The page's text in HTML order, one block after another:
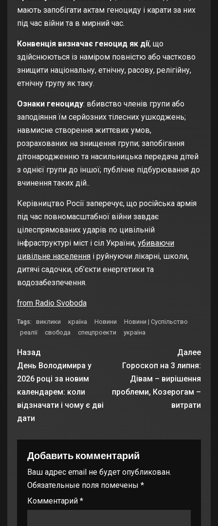
мають запобігати актам геноциду і карати за них
під час війни та в мирний час.
Конвенція визначає геноцид як дії, що
здійснюються із наміром повністю або частково
знищити національну, етнічну, расову, релігійну,
етнічну групу як таку.
Ознаки геноциду: вбивство членів групи або
заподіяння їм серйозних тілесних ушкоджень;
навмисне створення життєвих умов,
розрахованих на знищення групи; запобігання
дітонародженню та насильницька передача дітей
з однієї групи до іншої; публічне підбурювання до
вчинення таких дій..
Керівництво Росії заперечує, що російська армія
під час повномасштабної війни завдає
цілеспрямованих ударів по цивільній
інфраструктурі міст і сіл України, убиваючи
цивільне населення і руйнуючи лікарні, школи,
дитячі садочки, об’єкти енергетики та
водозабезпечення.
from Radio Svoboda
Tags: виклики країна Новини
Новини | Суспільство
реалії
свобода спецпроекти україна
Назад
День Володимира у
2026 році за новим
календарем: коли
відзначати і чому є дві
дати
Далее
Гороскоп на 3 липня:
Дівам – вирішення
проблеми, Козерогам –
витрати
Добавить комментарий
Ваш адрес email не будет опубликован.
Обязательные поля помечены *
Комментарий *